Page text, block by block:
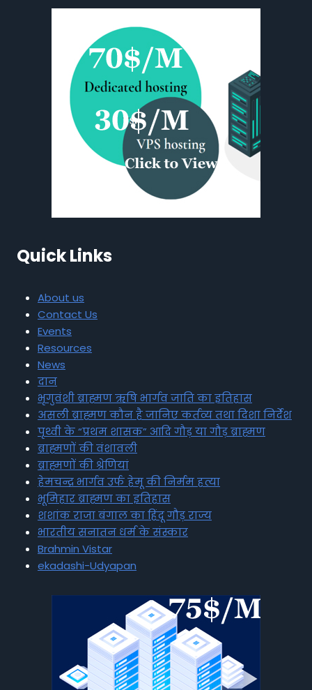
Quick Links
About us
Contact Us
Events
Resources
News
दान
भृगुवंशी ब्राह्मण ऋषि भार्गव जाति का इतिहास
असली ब्राह्मण कौन है जानिए कर्तव्य तथा दिशा निर्देश
पृथ्वी के “प्रथम शासक” आदि गौड़ या गौड़ ब्राह्मण
ब्राह्मणों की वंशावली
ब्राह्मणों की श्रेणियां
हेमचन्द्र भार्गव उर्फ हेमू की निर्मम हत्या
भूमिहार ब्राह्मण का इतिहास
शशांक राजा बंगाल का हिंदू गौड़ राज्य
भारतीय सनातन धर्म के संस्कार
Brahmin Vistar
ekadashi-Udyapan